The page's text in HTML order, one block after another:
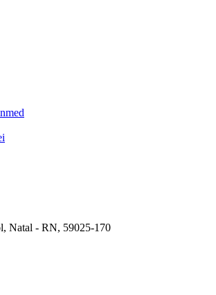
Natal - RN, 59025-170